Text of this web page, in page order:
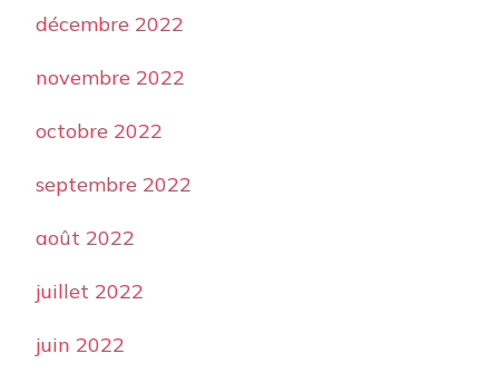
décembre 2022
novembre 2022
octobre 2022
septembre 2022
août 2022
juillet 2022
juin 2022